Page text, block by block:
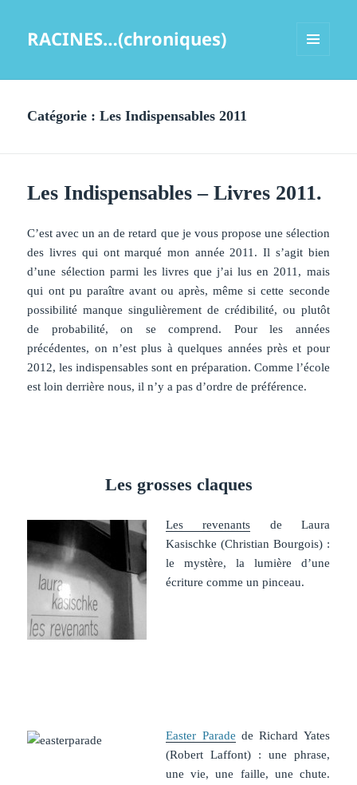
RACINES…(chroniques)
Catégorie :Les Indispensables 2011
Les Indispensables – Livres 2011.
C’est avec un an de retard que je vous propose une sélection
des livres qui ont marqué mon année 2011. Il s’agit bien
d’une sélection parmi les livres que j’ai lus en 2011, mais
qui ont pu paraître avant ou après, même si cette seconde
possibilité manque singulièrement de crédibilité, ou plutôt
de probabilité, on se comprend. Pour les années
précédentes, on n’est plus à quelques années près et pour
2012, les indispensables sont en préparation. Comme l’école
est loin derrière nous, il n’y a pas d’ordre de préférence.
Les grosses claques
Les revenants de Laura
Kasischke (Christian Bourgois) :
le mystère, la lumière d’une
écriture comme un pinceau.
Easter Parade de Richard Yates
(Robert Laffont) : une phrase,
une vie, une faille, une chute.